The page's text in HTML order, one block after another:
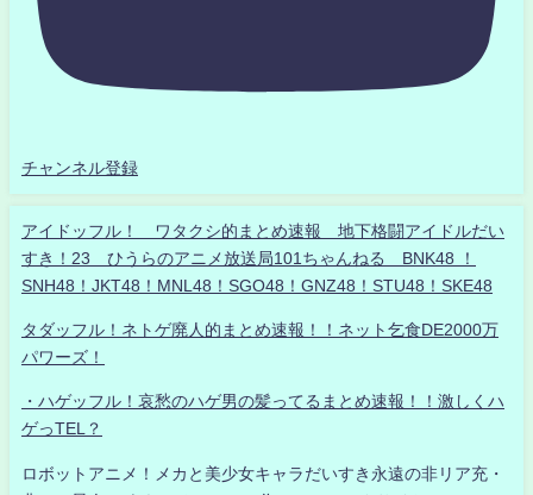
チャンネル登録
アイドッフル！ ワタクシ的まとめ速報 地下格闘アイドルだい
すき！23 ひうらのアニメ放送局101ちゃんねる BNK48 ！
SNH48！JKT48！MNL48！SGO48！GNZ48！STU48！SKE48
タダッフル！ネトゲ廃人的まとめ速報！！ネット乞食DE2000万
パワーズ！
・ハゲッフル！哀愁のハゲ男の髪ってるまとめ速報！！激しくハ
ゲっTEL？
ロボットアニメ！メカと美少女キャラだいすき永遠の非リア充・